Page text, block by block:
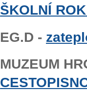
ŠKOLNÍ
EG.D -
MUZEUM